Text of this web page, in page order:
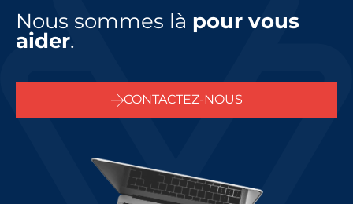
Nous sommes là pour vous
aider.
CONTACTEZ-NOUS